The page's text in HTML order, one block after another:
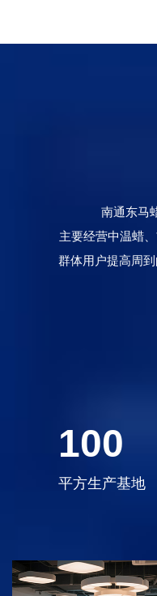
南通东马
主要经营中温蜡
群体用户提高周
100
平方生产基地